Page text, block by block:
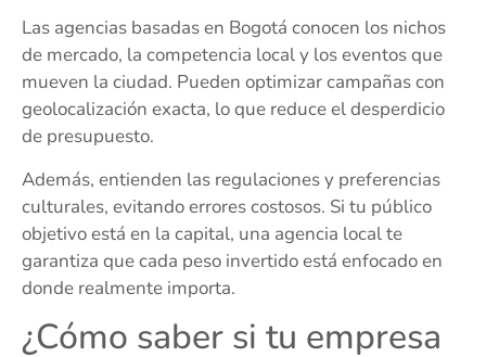
Las agencias basadas en Bogotá conocen los nichos
de mercado, la competencia local y los eventos que
mueven la ciudad. Pueden optimizar campañas con
geolocalización exacta, lo que reduce el desperdicio
de presupuesto.
Además, entienden las regulaciones y preferencias
culturales, evitando errores costosos. Si tu público
objetivo está en la capital, una agencia local te
garantiza que cada peso invertido está enfocado en
donde realmente importa.
¿Cómo saber si tu empresa